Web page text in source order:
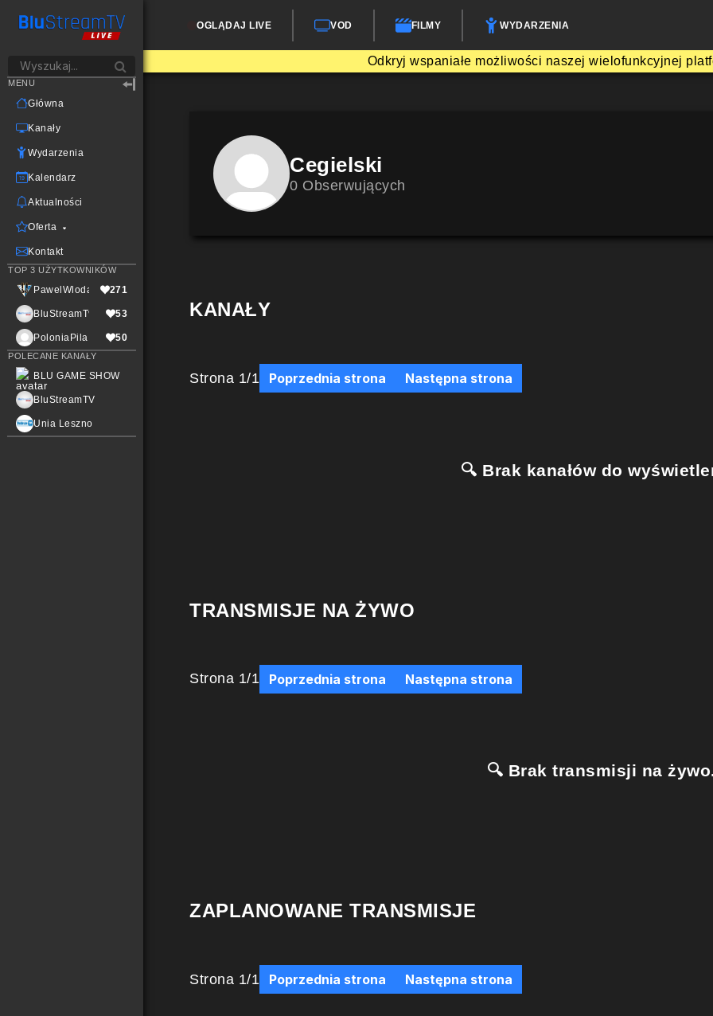
OGLĄDAJ LIVE VOD FILMY WYDARZENIA
Odkryj wspaniałe możliwości naszej wielofunkcyjnej
MENU
Główna
Kanały
Wydarzenia
Kalendarz
Aktualności
Oferta
Kontakt
TOP 3 UŻYTKOWNIKÓW
PawelWlodarczak271
BluStreamTvLive53
PoloniaPila 50
POLECANE KANAŁY
BLU GAME SHOW
BluStreamTV
Unia Leszno
Cegielski
0 Obserwujących
KANAŁY
Strona 1/1 Poprzednia strona Następna strona
🔍 Brak kanałów do
TRANSMISJE NA ŻYWO
Strona 1/1 Poprzednia strona Następna strona
🔍 Brak transmisji na
ZAPLANOWANE TRANSMISJE
Strona 1/1 Poprzednia strona Następna strona